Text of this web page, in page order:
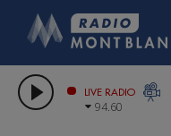
LES
GRAND
LIVE RADIO
94.60